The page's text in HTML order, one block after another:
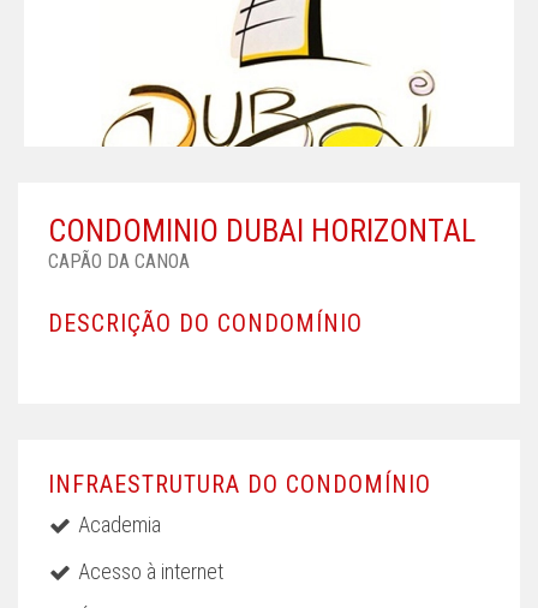
CONDOMINIO DUBAI HORIZONTAL
CAPÃO DA CANOA
DESCRIÇÃO DO CONDOMÍNIO
INFRAESTRUTURA DO CONDOMÍNIO
Academia
Acesso à internet